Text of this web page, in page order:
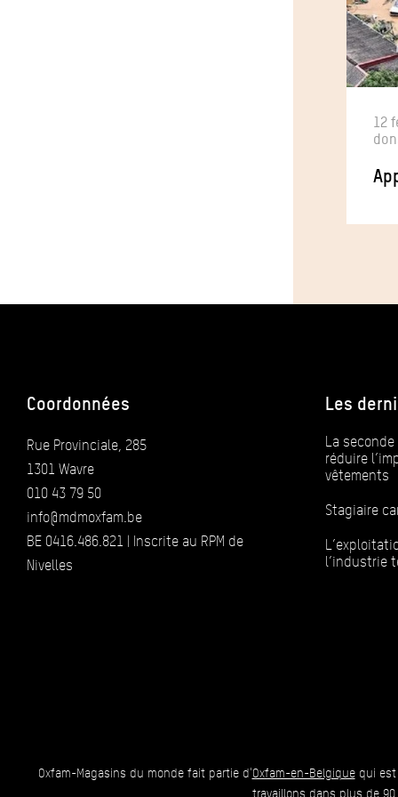
12
Coordonnées
Rue Provinciale, 285
1301 Wavre
010 43 79 50
info@mdmoxfam.be
BE 0416.486.821 | Inscrite au RPM de
Nivelles
Les
La
réduire
vêtements
Stagiaire
l’industrie
Oxfam-Magasins du monde fait partie d'Oxfam-en-Belgiquequi est
travaillons dans plus de